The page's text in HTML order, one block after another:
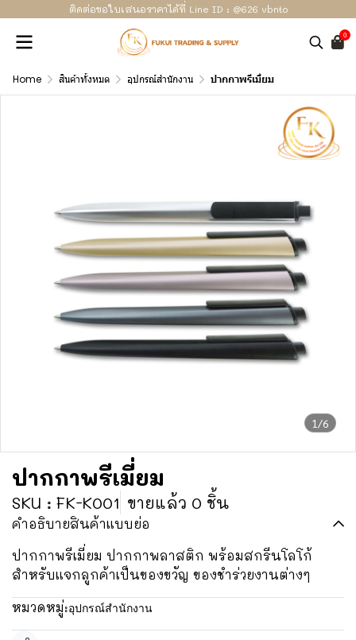
ติดต่อขอใบเสนอราคาได้ที่ Line ID : @626 vbnto
0
Home สินค้าทั้งหมด อุปกรณ์สำนักงาน ปากกาพรีเมี่ยม
1/6
ปากกาพรีเมี่ยม
SKU : FK-K001 ขายแล้ว 0 ชิ้น
คำอธิบายสินค้าแบบย่อ
ปากกาพรีเมี่ยม ปากกาพลาสติก พร้อมสกรีนโลโก้
สำหรับแจกลูกค้าเป็นของขวัญ ของชำร่วยงานต่างๆ
หมวดหมู่:อุปกรณ์สำนักงาน